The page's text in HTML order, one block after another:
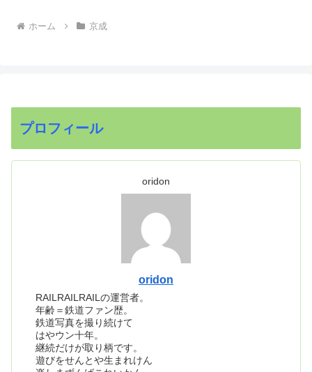
ホーム 京成
プロフィール
oridon
oridon
RAILRAILRAILの運営者。
年齢＝鉄道ファン歴。
鉄道写真を撮り続けて
はやウン十年。
継続だけが取り柄です。
遊びをせんとや生まれけん